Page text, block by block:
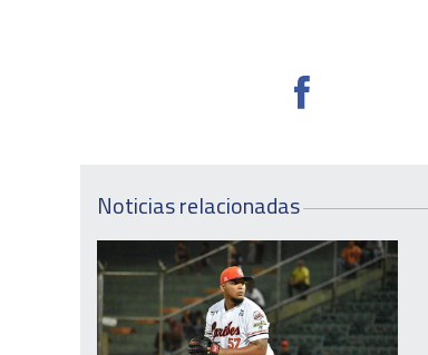
Noticias relacionadas